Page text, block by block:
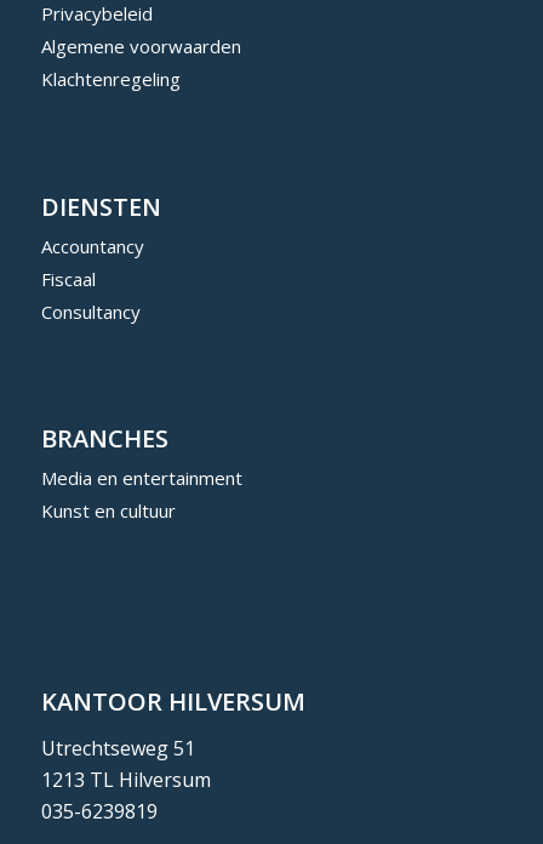
Privacybeleid
Algemene voorwaarden
Klachtenregeling
DIENSTEN
Accountancy
Fiscaal
Consultancy
BRANCHES
Media en entertainment
Kunst en cultuur
KANTOOR HILVERSUM
Utrechtseweg 51
1213 TL Hilversum
035-6239819